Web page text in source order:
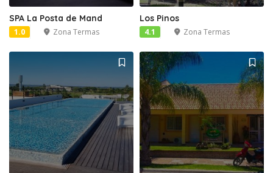
SPA La Posta de Mand
1.0 Zona Termas
Los Pinos
4.1 Zona Termas